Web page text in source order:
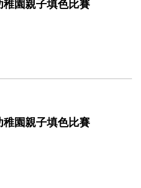
稚園親子填色比賽
稚園親子填色比賽